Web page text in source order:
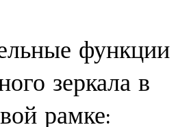
функции
зеркала в
рамке: